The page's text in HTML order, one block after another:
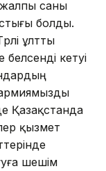
жалпы саны
болды.
ұлтты
кетуі
армиямызды
Қазақстанда
қызмет
шешім